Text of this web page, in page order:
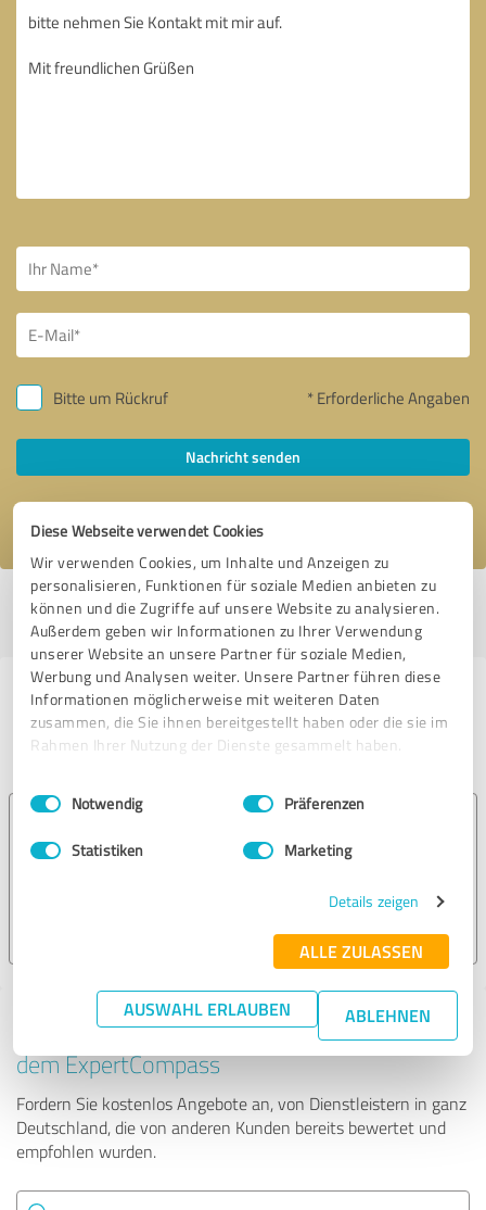
Diese Webseite verwendet Cookies
Wir verwenden Cookies, um Inhalte und Anzeigen zu
personalisieren, Funktionen für soziale Medien anbieten zu
können und die Zugriffe auf unsere Website zu analysieren.
Außerdem geben wir Informationen zu Ihrer Verwendung
unserer Website an unsere Partner für soziale Medien,
Werbung und Analysen weiter. Unsere Partner führen diese
Informationen möglicherweise mit weiteren Daten
zusammen, die Sie ihnen bereitgestellt haben oder die sie im
Rahmen Ihrer Nutzung der Dienste gesammelt haben.
Impressum Datenschutzbestimmungen
Einwilligungsauswahl
Notwendig Präferenzen
Statistiken Marketing
Details zeigen
ALLE ZULASSEN
AUSWAHL ERLAUBEN ABLEHNEN
Bitte um Rückruf * Erforderliche Angaben
Nachricht senden
Ich stimme den
Profil aktiv seit 25.01.2024 |Letzte Aktualisierung: 20.05.2026|Profil
melden
Erfahrungen zu weiteren
Anbietern aus dem Bereich
Strafverteidigung: Fachanwalt für Strafrecht Dr.
Baumhöfener
Tipp: Die passenden Experten finden - mit
dem ExpertCompass
Fordern Sie kostenlos Angebote an, von Dienstleistern in ganz
Deutschland, die von anderen Kunden bereits bewertet und
empfohlen wurden.